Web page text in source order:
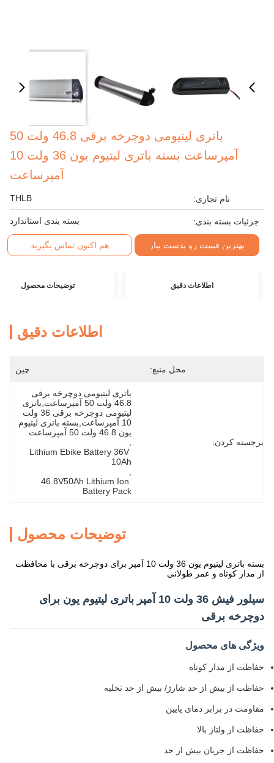
باتری لیتیومی دوچرخه برقی 46.8 ولت 50
آمپرساعت بسته باتری لیتیوم یون 36 ولت 10
آمپرساعت
نام تجاری: THLB
جزئیات بسته بندی: بسته بندی استاندارد
بهترین قیمت رو بدست بیار هم اکنون تماس بگیرید
اطلاعات دقیق توضیحات محصول
اطلاعات دقیق
محل منبع: چین
برجسته کردن:
یون 46.8 ولت 50 آمپرساعت
Lithium Ebike Battery 36V
10Ah
46.8V50Ah Lithium Ion
Battery Pack
توضیحات محصول
بسته باتری لیتیوم یون 36 ولت 10 آمپر برای دوچرخه برقی با محافظت
از مدار کوتاه و عمر طولانی
سیلور فیش 36 ولت 10 آمپر باتری لیتیوم یون برای
دوچرخه برقی
ویژگی های محصول
حفاظت از مدار کوتاه
حفاظت از بیش از حد شارژ/ بیش از حد تخلیه
مقاومت در برابر دمای پایین
حفاظت از ولتاژ بالا
حفاظت از جریان بیش از حد